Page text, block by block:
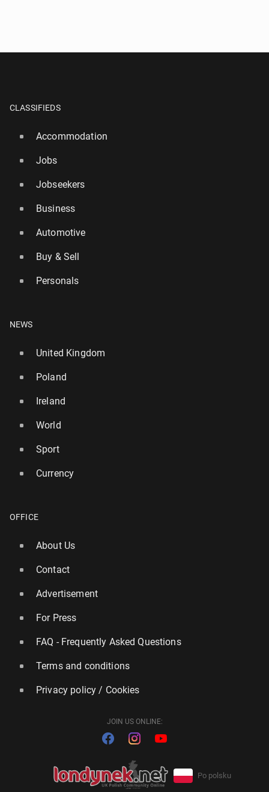
CLASSIFIEDS
Accommodation
Jobs
Jobseekers
Business
Automotive
Buy & Sell
Personals
NEWS
United Kingdom
Poland
Ireland
World
Sport
Currency
OFFICE
About Us
Contact
Advertisement
For Press
FAQ - Frequently Asked Questions
Terms and conditions
Privacy policy / Cookies
JOIN US ONLINE:
Po polsku